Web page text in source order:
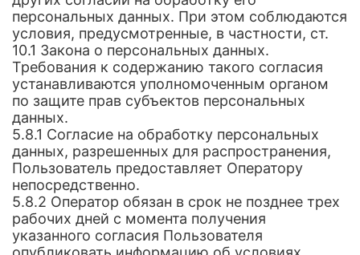
персональных данных. При этом соблюдаются
условия, предусмотренные, в частности, ст.
10.1 Закона о персональных данных.
Требования к содержанию такого согласия
устанавливаются уполномоченным органом
по защите прав субъектов персональных
данных.
5.8.1 Согласие на обработку персональных
данных, разрешенных для распространения,
Пользователь предоставляет Оператору
непосредственно.
5.8.2 Оператор обязан в срок не позднее трех
рабочих дней с момента получения
указанного согласия Пользователя